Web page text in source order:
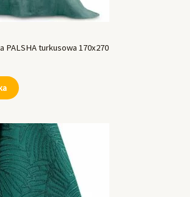
PALSHA turkusowa 170x270